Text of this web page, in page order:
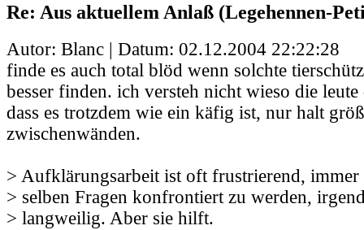
Re: Aus aktuellem Anlaß (Legehennen-
Autor: Blanc | Datum: 02.12.2004 22:22:28
finde es auch total blöd wenn solchte
besser finden. ich versteh nicht wieso die
dass es trotzdem wie ein käfig ist, nur halt
zwischenwänden.
> Aufklärungsarbeit ist oft frustrierend,
> selben Fragen konfrontiert zu werden,
> langweilig. Aber sie hilft.